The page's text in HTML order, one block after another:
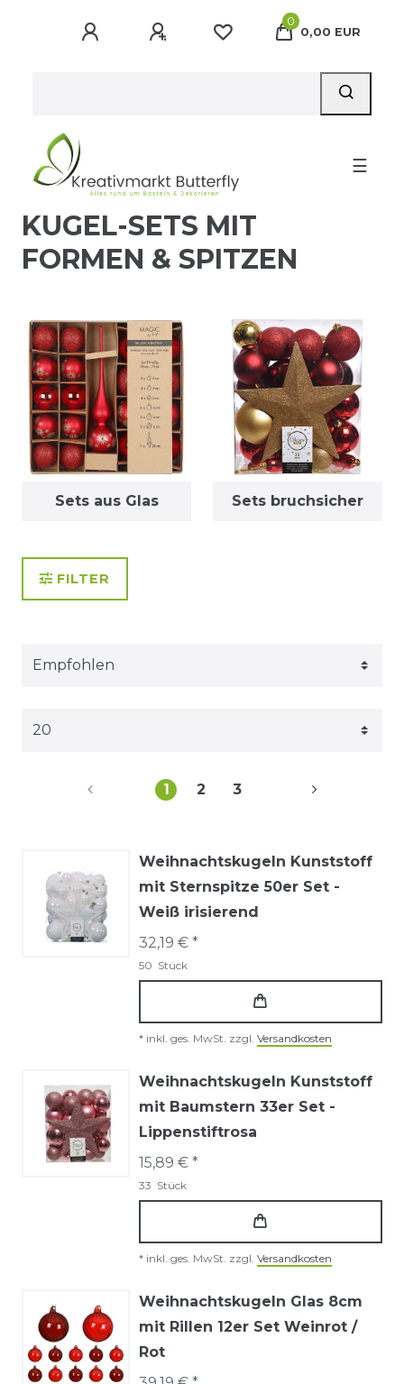
0
0,00 EUR
☰
KUGEL-SETS MIT
FORMEN & SPITZEN
Sets aus Glas Sets bruchsicher
FILTER
1 2 3
Weihnachtskugeln Kunststoff
mit Sternspitze 50er Set -
Weiß irisierend
32,19 € *
50 Stück
* inkl. ges. MwSt. zzgl. Versandkosten
Weihnachtskugeln Kunststoff
mit Baumstern 33er Set -
Lippenstiftrosa
15,89 € *
33 Stück
* inkl. ges. MwSt. zzgl. Versandkosten
Weihnachtskugeln Glas 8cm
mit Rillen 12er Set Weinrot /
Rot